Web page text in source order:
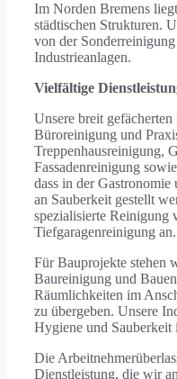
Im Norden Bremens
städtischen Strukturen.
von der
Industrieanlagen.
Vielfältige
Unsere breit
Büroreinigung und
Treppenhausreinigung,
Fassadenreinigung
dass in der
an Sauberkeit gestellt
spezialisierte Reinigung
Tiefgaragenreinigung an.
Für Bauprojekte stehen
Baureinigung und
Räumlichkeiten im
zu übergeben. Unsere
Hygiene und
Die
Dienstleistung, die wir